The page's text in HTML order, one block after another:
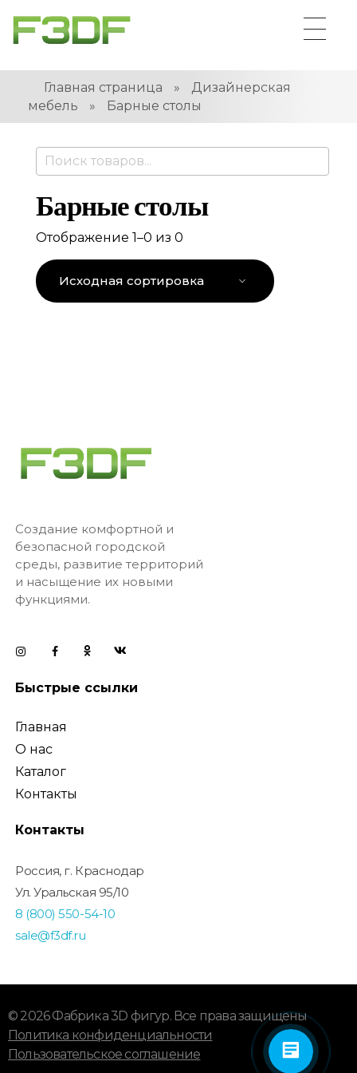
Главная страница »
Дизайнерская
мебель
» Барные столы
Барные столы
Отображение 1–0 из 0
Создание комфортной и
безопасной городской
среды, развитие территорий
и насыщение их новыми
функциями.
Быстрые ссылки
Главная
О нас
Каталог
Контакты
Контакты
Россия, г. Краснодар
Ул. Уральская 95/10
8 (800) 550-54-10
sale@f3df.ru
© 2026 Фабрика 3D фигур. Все права защищены
Политика конфиденциальности
Пользовательское соглашение